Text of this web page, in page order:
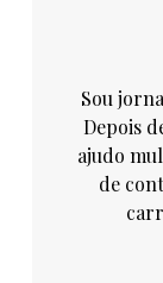
Sou
Depois
ajudo
de